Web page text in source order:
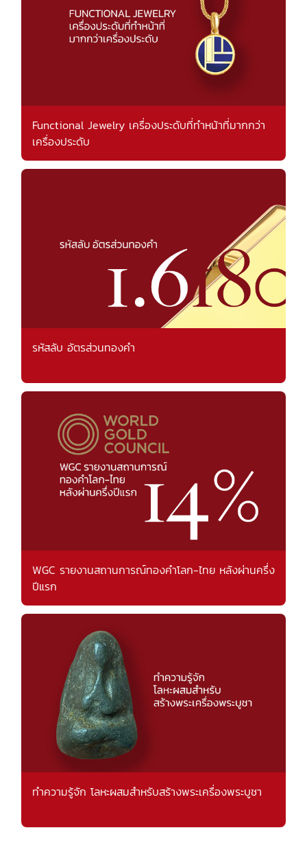
Functional Jewelry เครื่องประดับที่ทำหน้าที่มากกว่า
เครื่องประดับ
รหัสลับ อัตรส่วนทองคำ
WGC รายงานสถานการณ์ทองคำโลก-ไทย หลังผ่านครึ่ง
ปีแรก
ทำความรู้จัก โลหะผสมสำหรับสร้างพระเครื่องพระบูชา